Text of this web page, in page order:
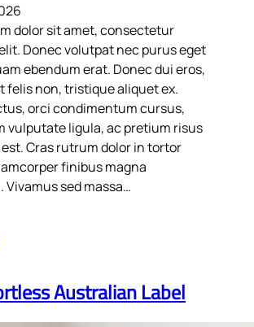
dolor sit amet, consectetur
Donec volutpat nec purus eget
ebendum erat. Donec dui eros,
felis non, tristique aliquet ex.
orci condimentum cursus,
vulputate ligula, ac pretium risus
Cras rutrum dolor in tortor
finibus magna
sed massa…
Australian Label